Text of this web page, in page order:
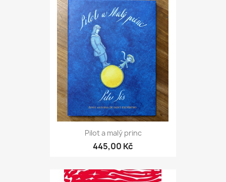
Pilot a malý princ
445,00 Kč